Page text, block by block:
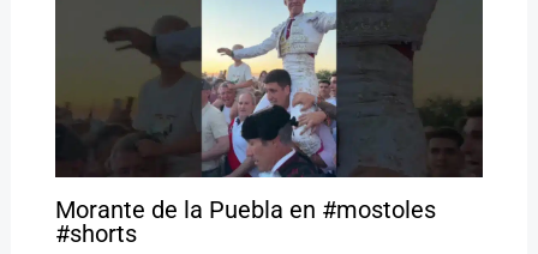
Morante de la Puebla en #mostoles
#shorts